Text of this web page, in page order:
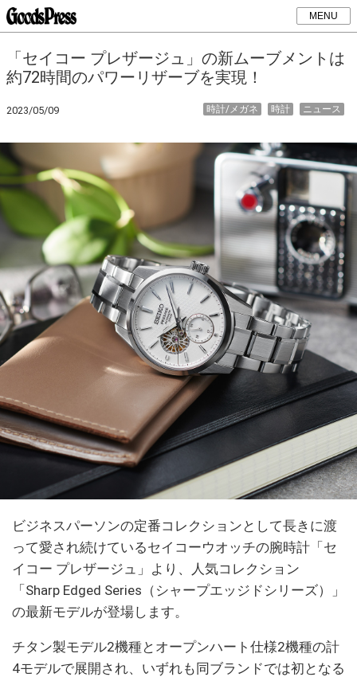
MENU
「セイコー プレザージュ」の新ムーブメントは
約72時間のパワーリザーブを実現！
2023/05/09 ニュース
時計
時計/メガネ
ビジネスパーソンの定番コレクションとして長きに渡
って愛され続けているセイコーウオッチの腕時計「セ
イコー プレザージュ」より、人気コレクション
「Sharp Edged Series（シャープエッジドシリーズ）」
の最新モデルが登場します。
チタン製モデル2機種とオープンハート仕様2機種の計
4モデルで展開され、いずれも同ブランドでは初となる